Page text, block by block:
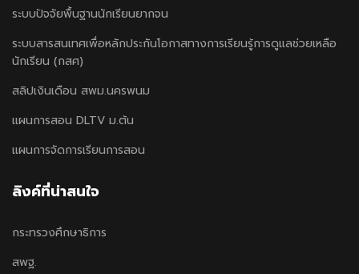
ระบบปัจจัยพื้นฐานนักเรียนยากจน
ระบบสารสนเทศเพื่อหลักประกันโอกาสทางการเรียนรู้การดูแลช่วยเหลือ
นักเรียน (กสศ)
สลิปเงินเดือน สพม.นครพนม
แผนการสอน DLTV ม.ต้น
แผนการจัดการเรียนการสอน
ลิงค์ที่น่าสนใจ
กระทรวงศึกษาธิการ
สพฐ.